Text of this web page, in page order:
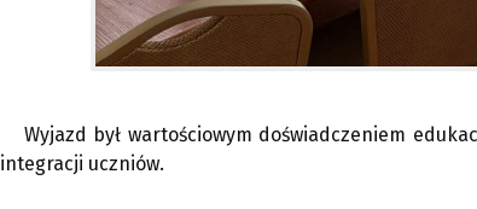
Wyjazd był wartościowym doświadczeniem
integracji uczniów.